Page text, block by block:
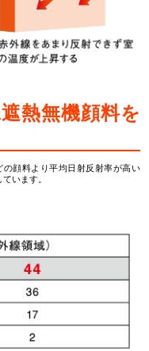
熱無機顔料を
顔料より平均日射反射率が高い
います。